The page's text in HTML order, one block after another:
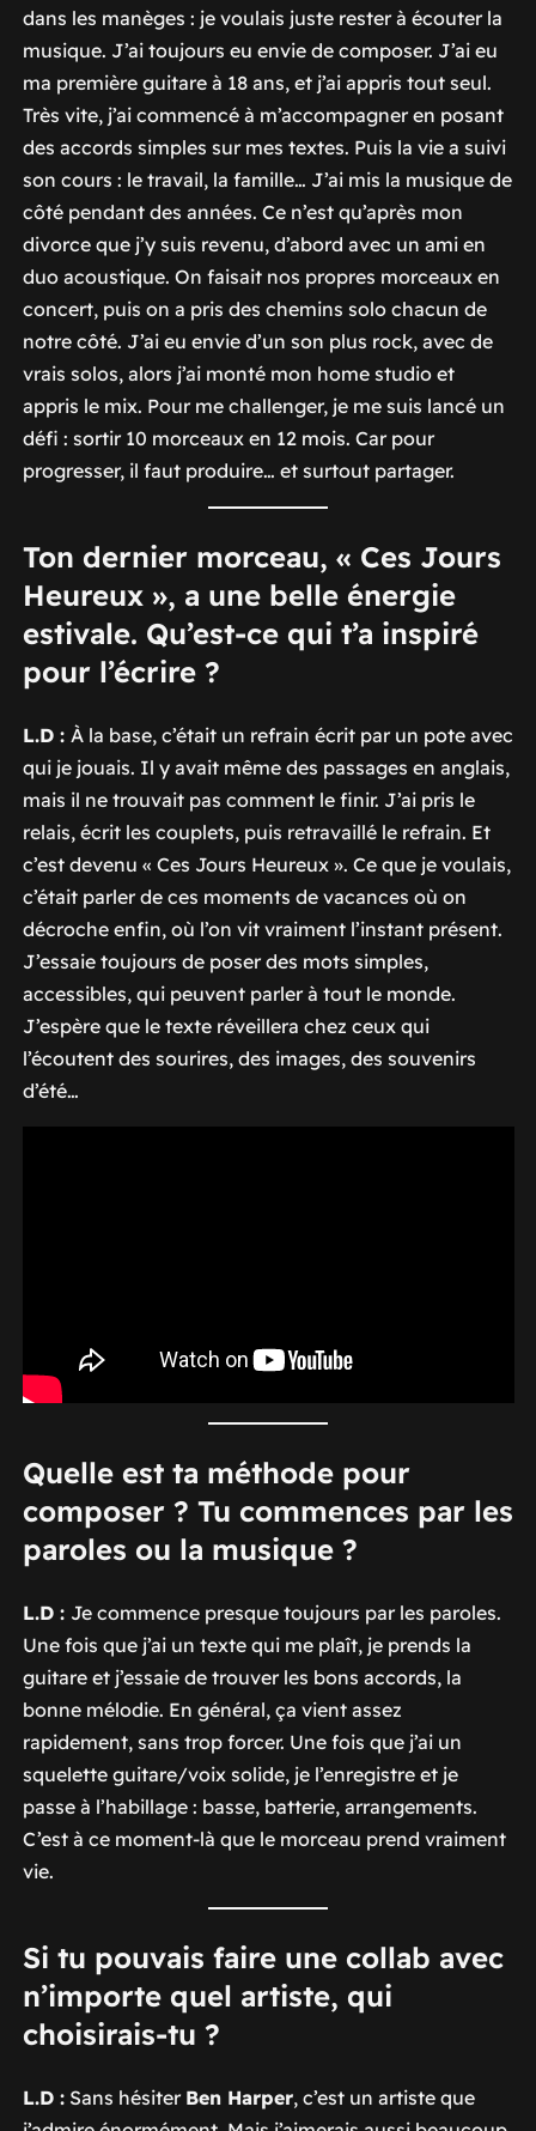
dans les manèges : je voulais juste rester à écouter la
musique. J’ai toujours eu envie de composer. J’ai eu
ma première guitare à 18 ans, et j’ai appris tout seul.
Très vite, j’ai commencé à m’accompagner en posant
des accords simples sur mes textes. Puis la vie a suivi
son cours : le travail, la famille… J’ai mis la musique de
côté pendant des années. Ce n’est qu’après mon
divorce que j’y suis revenu, d’abord avec un ami en
duo acoustique. On faisait nos propres morceaux en
concert, puis on a pris des chemins solo chacun de
notre côté. J’ai eu envie d’un son plus rock, avec de
vrais solos, alors j’ai monté mon home studio et
appris le mix. Pour me challenger, je me suis lancé un
défi : sortir 10 morceaux en 12 mois. Car pour
progresser, il faut produire… et surtout partager.
Ton dernier morceau, « Ces Jours
Heureux », a une belle énergie
estivale. Qu’est-ce qui t’a inspiré
pour l’écrire ?
L.D : À la base, c’était un refrain écrit par un pote avec
qui je jouais. Il y avait même des passages en anglais,
mais il ne trouvait pas comment le finir. J’ai pris le
relais, écrit les couplets, puis retravaillé le refrain. Et
c’est devenu « Ces Jours Heureux ». Ce que je voulais,
c’était parler de ces moments de vacances où on
décroche enfin, où l’on vit vraiment l’instant présent.
J’essaie toujours de poser des mots simples,
accessibles, qui peuvent parler à tout le monde.
J’espère que le texte réveillera chez ceux qui
l’écoutent des sourires, des images, des souvenirs
d’été…
Quelle est ta méthode pour
composer ? Tu commences par les
paroles ou la musique ?
L.D : Je commence presque toujours par les paroles.
Une fois que j’ai un texte qui me plaît, je prends la
guitare et j’essaie de trouver les bons accords, la
bonne mélodie. En général, ça vient assez
rapidement, sans trop forcer. Une fois que j’ai un
squelette guitare/voix solide, je l’enregistre et je
passe à l’habillage : basse, batterie, arrangements.
C’est à ce moment-là que le morceau prend vraiment
vie.
Si tu pouvais faire une collab avec
n’importe quel artiste, qui
choisirais-tu ?
L.D :Sans hésiter Ben Harper, c’est un artiste que